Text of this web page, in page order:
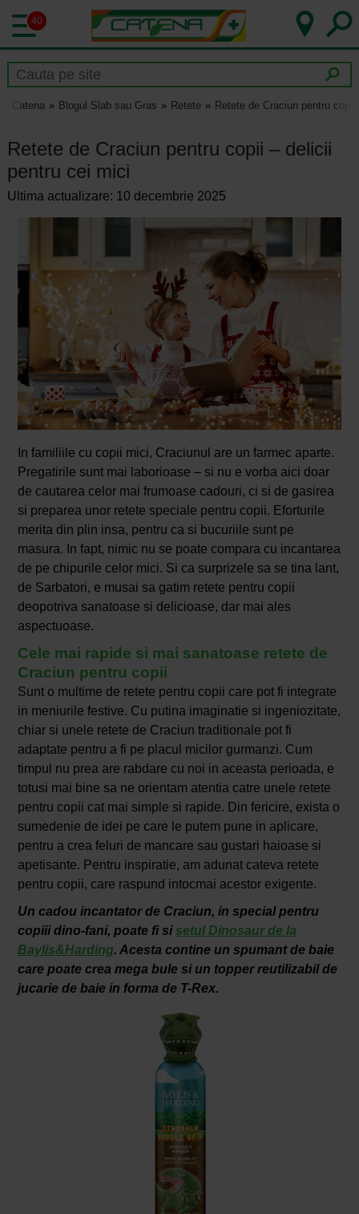
40
Catena Blogul Slab sau Gras Retete Retete de Craciun pentru
Retete de Craciun pentru copii – delicii
pentru cei mici
Ultima actualizare: 10 decembrie 2025
In familiile cu copii mici, Craciunul are un farmec aparte.
Pregatirile sunt mai laborioase – si nu e vorba aici doar
de cautarea celor mai frumoase cadouri, ci si de gasirea
si preparea unor retete speciale pentru copii. Eforturile
merita din plin insa, pentru ca si bucuriile sunt pe
masura. In fapt, nimic nu se poate compara cu incantarea
de pe chipurile celor mici. Si ca surprizele sa se tina lant,
de Sarbatori, e musai sa gatim retete pentru copii
deopotriva sanatoase si delicioase, dar mai ales
aspectuoase.
Cele mai rapide si mai sanatoase retete de
Craciun pentru copii
Sunt o multime de retete pentru copii care pot fi integrate
in meniurile festive. Cu putina imaginatie si ingeniozitate,
chiar si unele retete de Craciun traditionale pot fi
adaptate pentru a fi pe placul micilor gurmanzi. Cum
timpul nu prea are rabdare cu noi in aceasta perioada, e
totusi mai bine sa ne orientam atentia catre unele retete
pentru copii cat mai simple si rapide. Din fericire, exista o
sumedenie de idei pe care le putem pune in aplicare,
pentru a crea feluri de mancare sau gustari haioase si
apetisante. Pentru inspiratie, am adunat cateva retete
pentru copii, care raspund intocmai acestor exigente.
Un cadou incantator de Craciun, in special pentru
copiii dino-fani, poate fi si setul Dinosaur de la
Baylis&Harding. Acesta contine un spumant de baie
care poate crea mega bule si un topper reutilizabil de
jucarie de baie in forma de T-Rex.